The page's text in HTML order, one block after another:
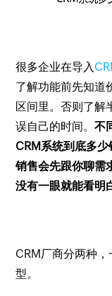
很多企业在导入
了解功能前先知道
区间里。否则了解
误自己的时间。不
CRM系统到底多
销售会先跟你聊需
没有一眼就能看明
CRM厂商分两种
型。